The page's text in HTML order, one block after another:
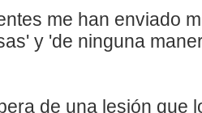
me han enviado
y 'de ninguna
de una lesión que